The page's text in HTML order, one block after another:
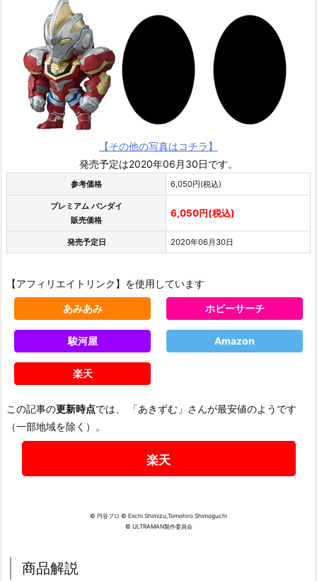
【その他の写真はコチラ】
発売予定は2020年06月30日です。
参考価格 6,050円(税込)
プレミアム バンダイ
販売価格
6,050円(税込)
発売予定日 2020年06月30日
【アフィリエイトリンク】を使用しています
あみあみ ホビーサーチ
駿河屋 Amazon
楽天
この記事の更新時点では、 「あきずむ」さんが最安値のようです
（一部地域を除く）。
楽天
© 円谷プロ © Eiichi Shimizu,Tomohiro Shimoguchi
© ULTRAMAN製作委員会
商品解説